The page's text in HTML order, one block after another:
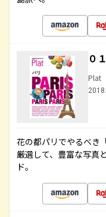
０
Plat
花の都パリでやるべき
厳選して、豊富な写真
ド。